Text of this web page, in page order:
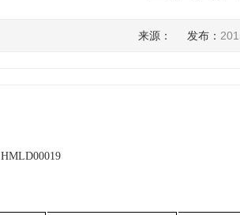
来源： 发布：
HMLD00019